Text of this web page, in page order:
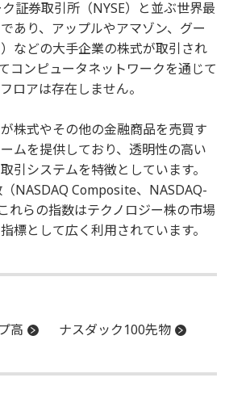
証券取引所（NYSE）と並ぶ世界最
あり、アップルやアマゾン、グー
などの大手企業の株式が取引され
コンピュータネットワークを通じて
ロアは存在しません。
株式やその他の金融商品を売買す
ムを提供しており、透明性の高い
引システムを特徴としています。
NASDAQ Composite、NASDAQ-
れらの指数はテクノロジー株の市場
標として広く利用されています。
高 ナスダック100先物